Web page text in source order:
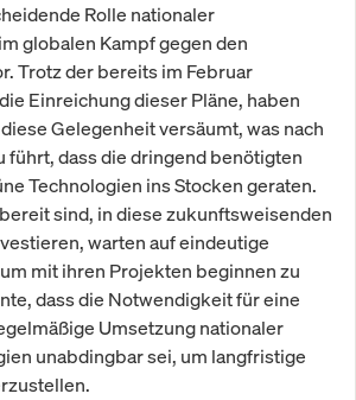
Rolle nationaler
globalen Kampf gegen den
Trotz der bereits im Februar
Einreichung dieser Pläne, haben
Gelegenheit versäumt, was nach
führt, dass die dringend benötigten
Technologien ins Stocken geraten.
sind, in diese zukunftsweisenden
warten auf eindeutige
mit ihren Projekten beginnen zu
dass die Notwendigkeit für eine
Umsetzung nationaler
unabdingbar sei, um langfristige